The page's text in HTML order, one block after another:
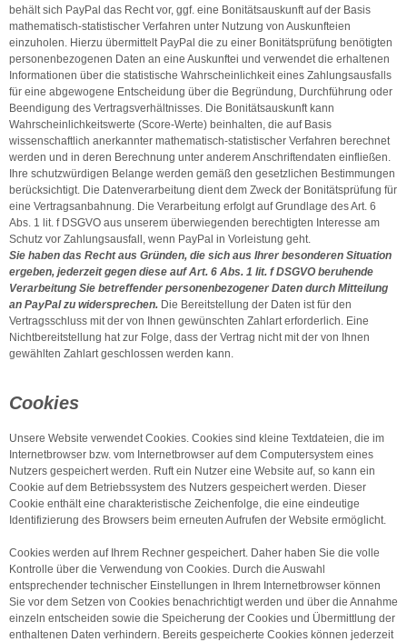
behält sich PayPal das Recht vor, ggf. eine Bonitätsauskunft auf der Basis
mathematisch-statistischer Verfahren unter Nutzung von Auskunfteien
einzuholen. Hierzu übermittelt PayPal die zu einer Bonitätsprüfung benötigten
personenbezogenen Daten an eine Auskunftei und verwendet die erhaltenen
Informationen über die statistische Wahrscheinlichkeit eines Zahlungsausfalls
für eine abgewogene Entscheidung über die Begründung, Durchführung oder
Beendigung des Vertragsverhältnisses. Die Bonitätsauskunft kann
Wahrscheinlichkeitswerte (Score-Werte) beinhalten, die auf Basis
wissenschaftlich anerkannter mathematisch-statistischer Verfahren berechnet
werden und in deren Berechnung unter anderem Anschriftendaten einfließen.
Ihre schutzwürdigen Belange werden gemäß den gesetzlichen Bestimmungen
berücksichtigt. Die Datenverarbeitung dient dem Zweck der Bonitätsprüfung für
eine Vertragsanbahnung. Die Verarbeitung erfolgt auf Grundlage des Art. 6
Abs. 1 lit. f DSGVO aus unserem überwiegenden berechtigten Interesse am
Schutz vor Zahlungsausfall, wenn PayPal in Vorleistung geht.
Sie haben das Recht aus Gründen, die sich aus Ihrer besonderen Situation
ergeben, jederzeit gegen diese auf Art. 6 Abs. 1 lit. f DSGVO beruhende
Verarbeitung Sie betreffender personenbezogener Daten durch Mitteilung
an PayPal zu widersprechen. Die Bereitstellung der Daten ist für den
Vertragsschluss mit der von Ihnen gewünschten Zahlart erforderlich. Eine
Nichtbereitstellung hat zur Folge, dass der Vertrag nicht mit der von Ihnen
gewählten Zahlart geschlossen werden kann.
Cookies
Unsere Website verwendet Cookies. Cookies sind kleine Textdateien, die im
Internetbrowser bzw. vom Internetbrowser auf dem Computersystem eines
Nutzers gespeichert werden. Ruft ein Nutzer eine Website auf, so kann ein
Cookie auf dem Betriebssystem des Nutzers gespeichert werden. Dieser
Cookie enthält eine charakteristische Zeichenfolge, die eine eindeutige
Identifizierung des Browsers beim erneuten Aufrufen der Website ermöglicht.
Cookies werden auf Ihrem Rechner gespeichert. Daher haben Sie die volle
Kontrolle über die Verwendung von Cookies. Durch die Auswahl
entsprechender technischer Einstellungen in Ihrem Internetbrowser können
Sie vor dem Setzen von Cookies benachrichtigt werden und über die Annahme
einzeln entscheiden sowie die Speicherung der Cookies und Übermittlung der
enthaltenen Daten verhindern. Bereits gespeicherte Cookies können jederzeit